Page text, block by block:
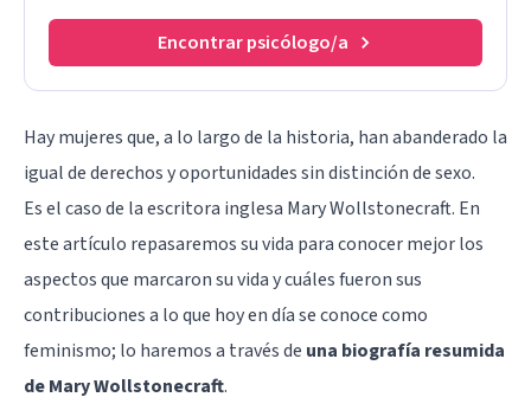
Encontrar psicólogo/a
Hay mujeres que, a lo largo de la historia, han abanderado la
igual de derechos y oportunidades sin distinción de sexo.
Es el caso de la escritora inglesa Mary Wollstonecraft. En
este artículo repasaremos su vida para conocer mejor los
aspectos que marcaron su vida y cuáles fueron sus
contribuciones a lo que hoy en día se conoce como
feminismo; lo haremos a través de una biografía resumida
de Mary Wollstonecraft.